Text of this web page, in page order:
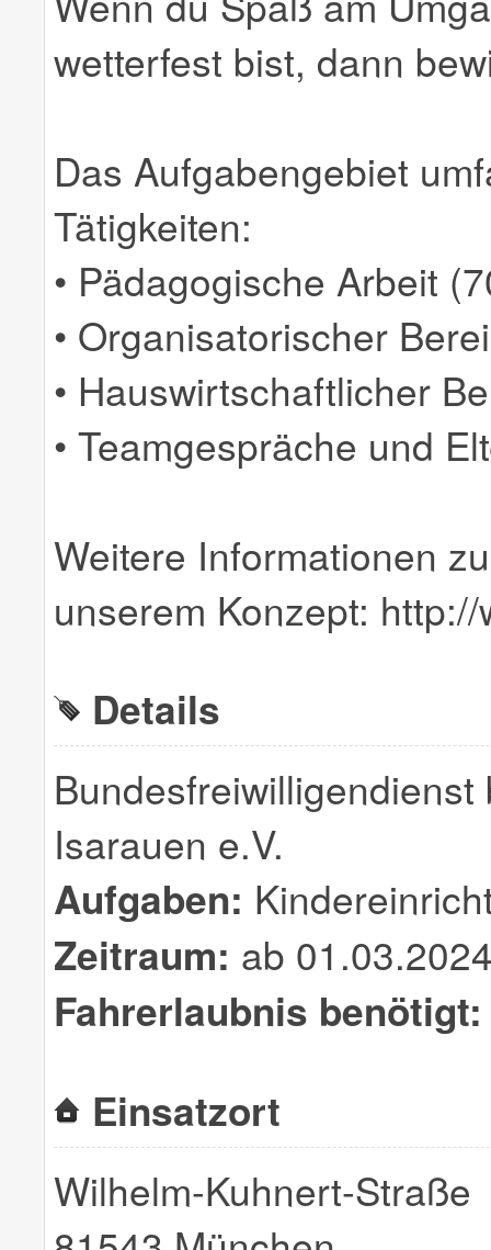
wetterfest bist, dann
Das Aufgabengebiet
Tätigkeiten:
• Pädagogische Arbeit
• Organisatorischer
• Hauswirtschaftlicher
• Teamgespräche und
Weitere Informationen
unserem Konzept:
Details
Isarauen e.V.
Aufgaben:
Zeitraum: ab
Fahrerlaubnis benötigt:
Einsatzort
Wilhelm-Kuhnert-Straße